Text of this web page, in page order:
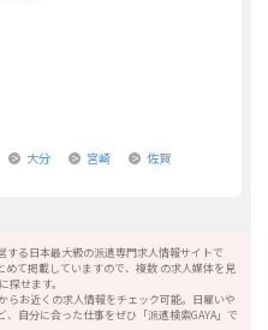
大分 宮崎
佐賀
する日本最大級の派遣専門求人情報サイトで
て掲載していますので、複数 の求人媒体を見
せます。
らお近くの求人情報をチェック可能。日雇いや
自分に合った仕事をぜひ「派遣検索GAYA」で